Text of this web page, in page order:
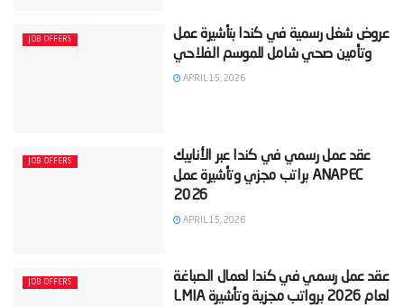
JOB OFFERS
‫عروض شغل رسمية في كندا بتأشيرة عمل
وتأمين صحي شامل للموسم الفلاحي‬
APRIL 15, 2026
JOB OFFERS
‫عقد عمل رسمي في كندا عبر الأنابيك
ANAPEC براتب مجزي وتأشيرة عمل
APRIL 15, 2026
JOB OFFERS
‫عقد عمل رسمي في كندا لعمال الصباغة